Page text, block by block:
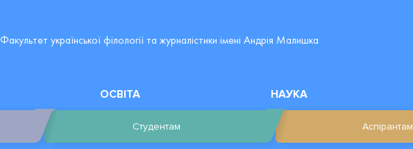
Факультет української філології та журналістики імені Андрія Малишка
ОСВІТА НАУКА
Студентам Аспірантам